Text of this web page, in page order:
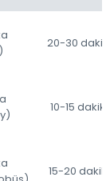
20-30
10-15
15-20